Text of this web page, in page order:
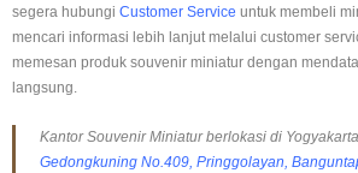
segera hubungi Customer Service untuk membeli
mencari informasi lebih lanjut melalui customer
memesan produk souvenir miniatur dengan
langsung.
Kantor Souvenir Miniatur berlokasi di
Gedongkuning No.409, Pringgolayan,